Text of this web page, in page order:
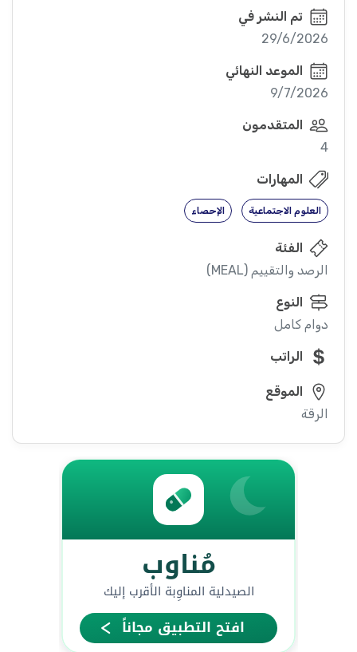
تم النشر في
29/6/2026
الموعد النهائي
9/7/2026
المتقدمون
4
المهارات
العلوم الاجتماعية الإحصاء
الفئة
الرصد والتقييم (MEAL)
النوع
دوام كامل
الراتب
الموقع
الرقة